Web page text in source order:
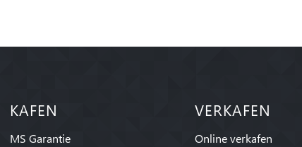
KAFEN
MS Garantie
VERKAFEN
Online verkafen